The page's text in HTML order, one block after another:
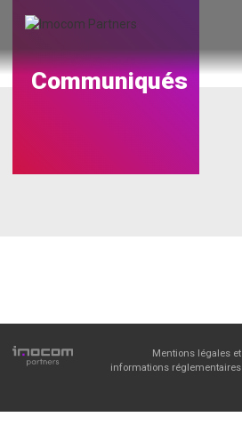
Communiqués
Mentions légales et
informations réglementaires